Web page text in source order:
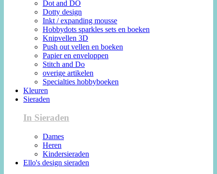
Dot and DO
Dotty design
Inkt / expanding mousse
Hobbydots sparkles sets en boeken
Knipvellen 3D
Push out vellen en boeken
Papier en enveloppen
Stitch and Do
overige artikelen
Specialties hobbyboeken
Kleuren
Sieraden
In Sieraden
Dames
Heren
Kindersieraden
Ello's design sieraden